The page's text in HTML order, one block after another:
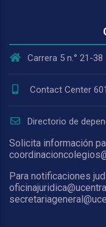
Carrera 5 n.° 21-38
Contact Center
Directorio de
Solicita información
Para notificaciones